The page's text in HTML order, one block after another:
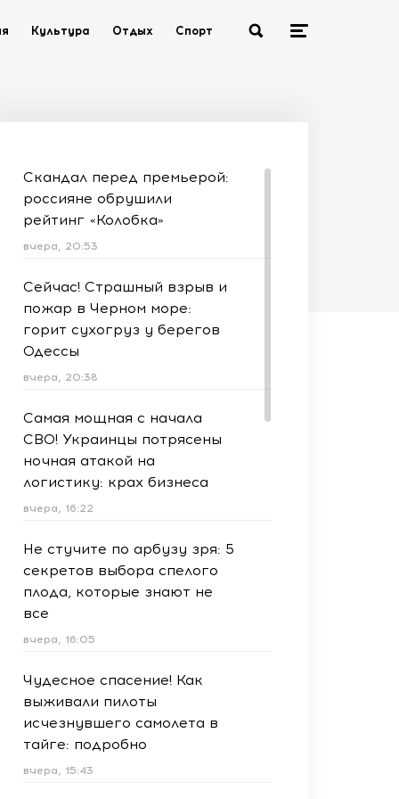
Культура Отдых Спорт
Скандал перед премьерой:
россияне обрушили
рейтинг «Колобка»
вчера, 20:53
Сейчас! Страшный взрыв и
пожар в Черном море:
горит сухогруз у берегов
Одессы
вчера, 20:38
Самая мощная с начала
СВО! Украинцы потрясены
ночная атакой на
логистику: крах бизнеса
вчера, 16:22
Не стучите по арбузу зря: 5
секретов выбора спелого
плода, которые знают не
все
вчера, 16:05
Чудесное спасение! Как
выживали пилоты
исчезнувшего самолета в
тайге: подробно
вчера, 15:43